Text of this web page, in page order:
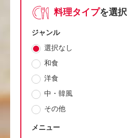
料理タイプを選択
ジャンル
選択なし
和食
洋食
中・韓風
その他
メニュー